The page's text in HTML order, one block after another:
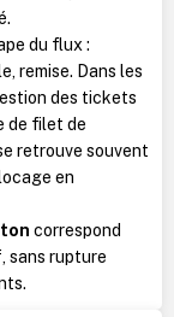
du flux :
remise. Dans les
des tickets
de filet de
retrouve souvent
en
correspond
sans rupture